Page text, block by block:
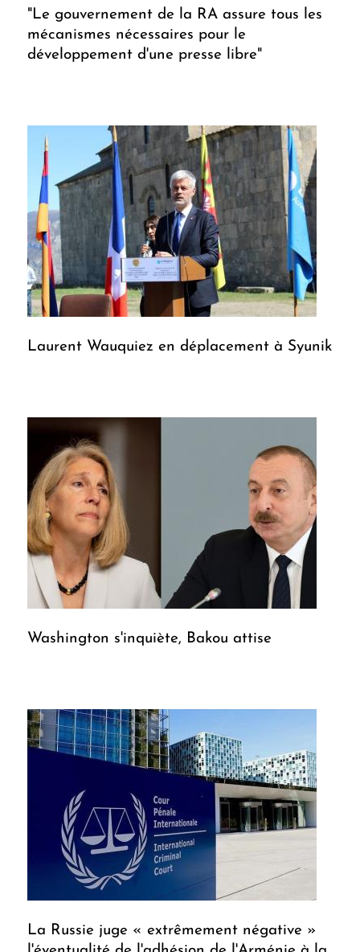
"Le gouvernement de la RA assure tous les
mécanismes nécessaires pour le
développement d'une presse libre"
Laurent Wauquiez en déplacement à Syunik
Washington s'inquiète, Bakou attise
La Russie juge « extrêmement négative »